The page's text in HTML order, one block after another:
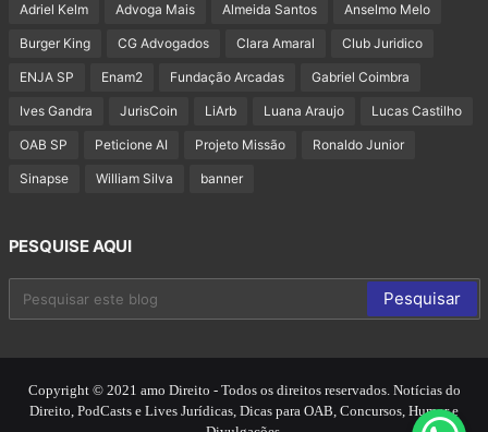
Adriel Kelm Advoga Mais Almeida Santos Anselmo Melo
Burger King CG Advogados Clara Amaral Club Juridico
ENJA SP Enam2 Fundação Arcadas Gabriel Coimbra
Ives Gandra JurisCoin LiArb Luana Araujo Lucas Castilho
OAB SP Peticione AI Projeto Missão Ronaldo Junior
Sinapse William Silva banner
PESQUISE AQUI
Copyright © 2021 amo Direito - Todos os direitos reservados. Notícias do
Direito, PodCasts e Lives Jurídicas, Dicas para OAB, Concursos, Humor e